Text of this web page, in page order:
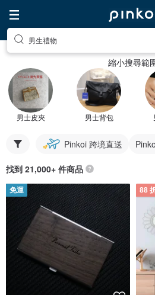
男生禮物
縮小搜尋範
男士皮夾 男士背包
Pinkoi 跨境直送
找到 21,000+ 件商品
免運 88